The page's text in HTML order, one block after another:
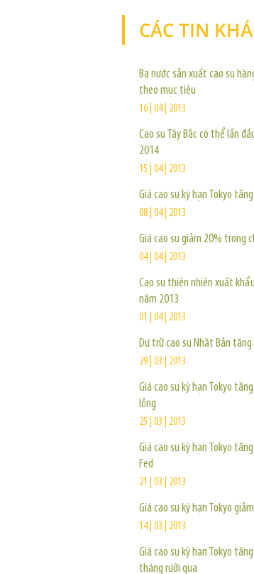
CÁC TIN
Ba nước sản xuất cao su
theo mục tiêu
16 | 04 | 2013
Cao su Tây Bắc có thể lần
2014
15 | 04 | 2013
Giá cao su kỳ hạn Tokyo
08 | 04 | 2013
Giá cao su giảm 20% trong
04 | 04 | 2013
Cao su thiên nhiên xuất
năm 2013
01 | 04 | 2013
Dự trữ cao su Nhật Bản
29 | 03 | 2013
Giá cao su kỳ hạn Tokyo
lỏng
25 | 03 | 2013
Giá cao su kỳ hạn Tokyo
Fed
21 | 03 | 2013
Giá cao su kỳ hạn Tokyo
14 | 03 | 2013
Giá cao su kỳ hạn Tokyo
tháng rưỡi qua